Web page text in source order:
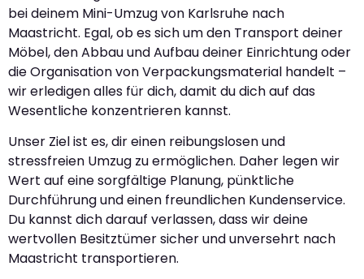
bei deinem Mini-Umzug von Karlsruhe nach
Maastricht. Egal, ob es sich um den Transport deiner
Möbel, den Abbau und Aufbau deiner Einrichtung oder
die Organisation von Verpackungsmaterial handelt –
wir erledigen alles für dich, damit du dich auf das
Wesentliche konzentrieren kannst.
Unser Ziel ist es, dir einen reibungslosen und
stressfreien Umzug zu ermöglichen. Daher legen wir
Wert auf eine sorgfältige Planung, pünktliche
Durchführung und einen freundlichen Kundenservice.
Du kannst dich darauf verlassen, dass wir deine
wertvollen Besitztümer sicher und unversehrt nach
Maastricht transportieren.